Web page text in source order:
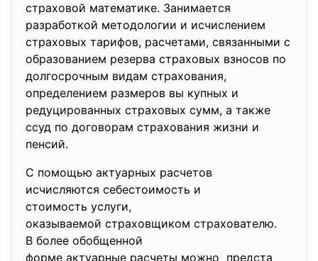
страховой математике. Занимается
разработкой методологии и исчислением
страховых тарифов, расчетами, связанными с
образованием резерва страховых взносов по
долгосрочным видам страхования,
определением размеров вы купных и
редуцированных страховых сумм, а также
ссуд по договорам страхования жизни и
пенсий.
С помощью актуарных расчетов
исчисляются себестоимость и
стоимость услуги,
оказываемой страховщиком страхователю.
В более обобщенной
форме актуарные расчеты можно предста